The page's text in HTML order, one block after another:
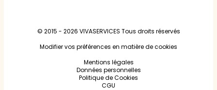
© 2015 - 2026 VIVASERVICES Tous droits réservés
Modifier vos préférences en matière de cookies
Mentions légales
Données personnelles
Politique de Cookies
CGU